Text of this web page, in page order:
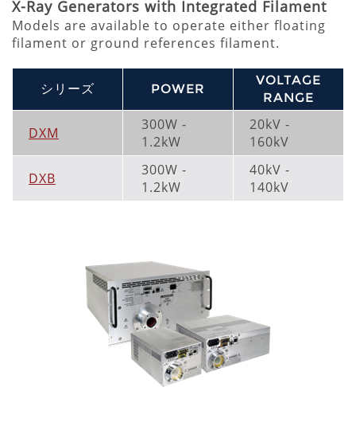
X-Ray Generators with Integrated Filament
Models are available to operate either floating
filament or ground references filament.
シリーズ POWER
VOLTAGE
RANGE
DXM
300W -
1.2kW
20kV -
160kV
DXB
300W -
1.2kW
40kV -
140kV